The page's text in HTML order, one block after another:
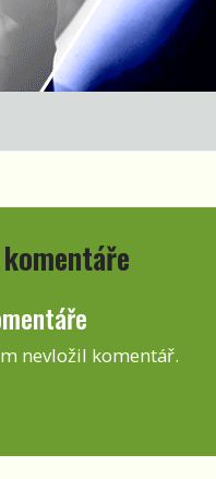
nevložil komentář.